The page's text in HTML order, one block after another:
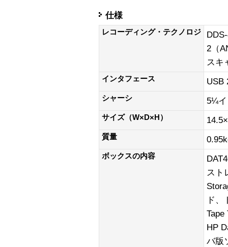
仕様
レコーディング・テクノロジ
2（
スキ
インタフェース USB
シャーシ 5¼イ
サイズ（W×D×H）
質量
ボックスの内容
スト
ド
Tape
HP
バ版